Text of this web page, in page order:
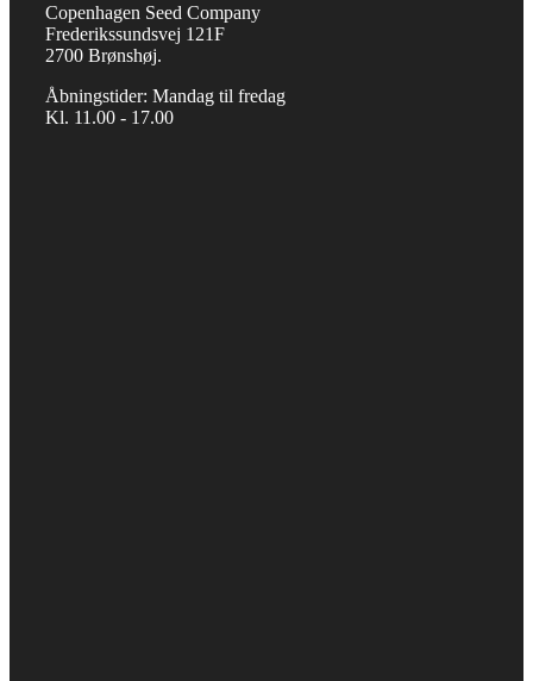
Copenhagen Seed Company
Frederikssundsvej 121F
2700 Brønshøj.
Åbningstider: Mandag til fredag
Kl. 11.00 - 17.00